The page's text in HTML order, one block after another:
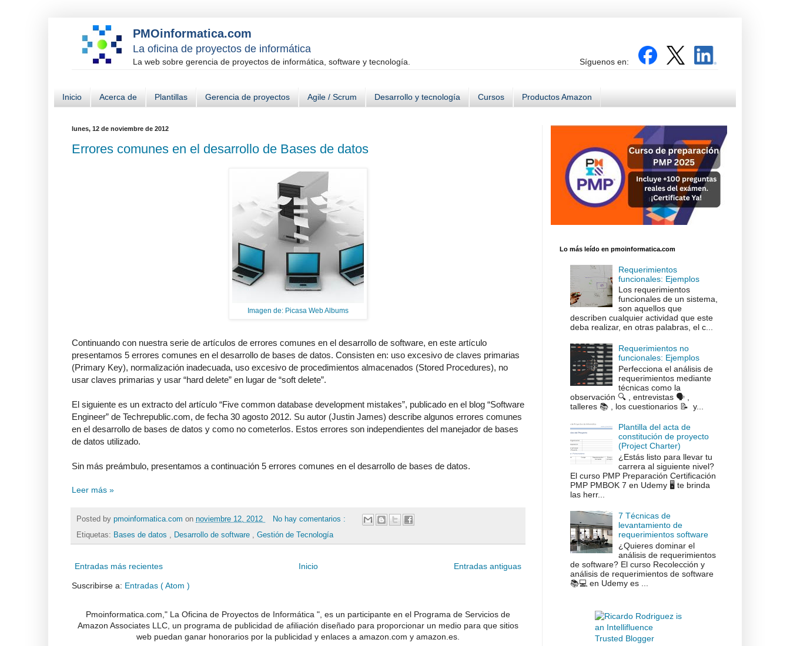
PMOinformatica.com
La oficina de proyectos de informática
La web sobre gerencia de proyectos de informática, software y tecnología. Síguenos en:
Inicio Acerca de Plantillas Gerencia de proyectos Agile / Scrum Desarrollo y tecnología Cursos Productos Amazon
lunes, 12 de noviembre de 2012
Errores comunes en el desarrollo de Bases de datos
Imagen de: Picasa Web Albums
Continuando con nuestra serie de artículos de errores comunes en el desarrollo de software, en este artículo
presentamos 5 errores comunes en el desarrollo de bases de datos. Consisten en: uso excesivo de claves primarias
(Primary Key), normalización inadecuada, uso excesivo de procedimientos almacenados (Stored Procedures), no
usar claves primarias y usar “hard delete” en lugar de “soft delete”.
El siguiente es un extracto del artículo “Five common database development mistakes”, publicado en el blog “Software
Engineer” de Techrepublic.com, de fecha 30 agosto 2012. Su autor (Justin James) describe algunos errores comunes
en el desarrollo de bases de datos y como no cometerlos. Estos errores son independientes del manejador de bases
de datos utilizado.
Sin más preámbulo, presentamos a continuación 5 errores comunes en el desarrollo de bases de datos.
Leer más »
Posted by pmoinformatica.com on noviembre 12, 2012
No hay comentarios :
Etiquetas: Bases de datos , Desarrollo de software , Gestión de Tecnología
Entradas más recientes Entradas antiguas
Inicio
Suscribirse a: Entradas ( Atom )
Pmoinformatica.com," La Oficina de Proyectos de Informática ", es un participante en el Programa de Servicios de
Amazon Associates LLC, un programa de publicidad de afiliación diseñado para proporcionar un medio para que sitios
web puedan ganar honorarios por la publicidad y enlaces a amazon.com y amazon.es.
Lo más leído en pmoinformatica.com
Requerimientos
funcionales: Ejemplos
Los requerimientos
funcionales de un sistema,
son aquellos que
describen cualquier actividad que este
deba realizar, en otras palabras, el c...
Requerimientos no
funcionales: Ejemplos
Perfecciona el análisis de
requerimientos mediante
técnicas como la
observación 🔍 , entrevistas 🗣️ ,
talleres 📚 , los cuestionarios 📝 y...
Plantilla del acta de
constitución de proyecto
(Project Charter)
¿Estás listo para llevar tu
carrera al siguiente nivel?
El curso PMP Preparación Certificación
PMP PMBOK 7 en Udemy 🖥️ te brinda
las herr...
7 Técnicas de
levantamiento de
requerimientos software
¿Quieres dominar el
análisis de requerimientos
de software? El curso Recolección y
análisis de requerimientos de software
📚💻 en Udemy es ...